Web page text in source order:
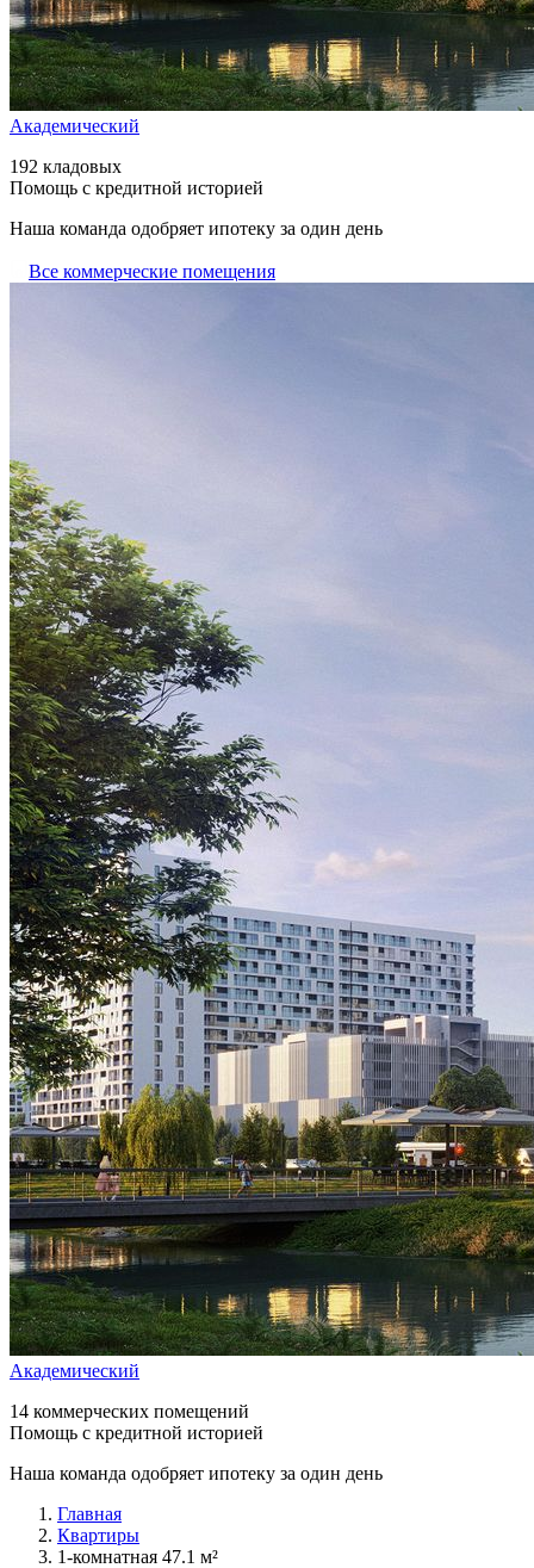
Академический
192 кладовых
Помощь с кредитной историей
Наша команда одобряет ипотеку за один день
Все коммерческие помещения
Академический
14 коммерческих помещений
Помощь с кредитной историей
Наша команда одобряет ипотеку за один день
Главная
Квартиры
1-комнатная 47.1 м²